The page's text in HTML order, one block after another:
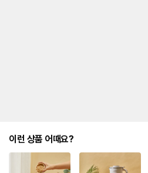
이런 상품 어때요?